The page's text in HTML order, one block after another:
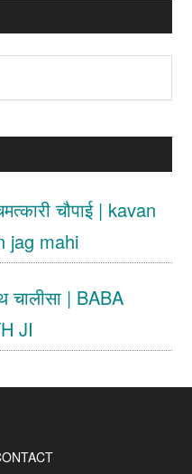
चौपाई | kavan
jag mahi
चालीसा | BABA
JI